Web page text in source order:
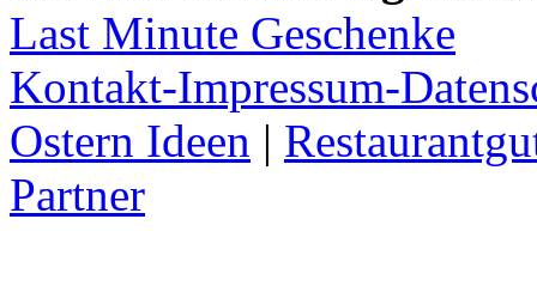
Last Minute Geschenke
Kontakt-Impressum-
Ostern Ideen |
Partner